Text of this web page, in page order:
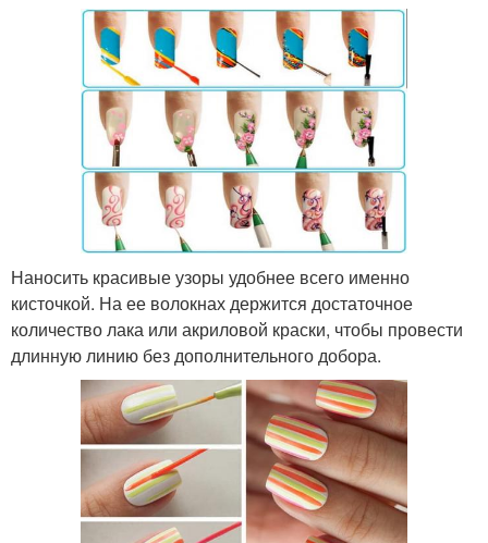
Наносить красивые узоры удобнее всего именно
кисточкой. На ее волокнах держится достаточное
количество лака или акриловой краски, чтобы провести
длинную линию без дополнительного добора.